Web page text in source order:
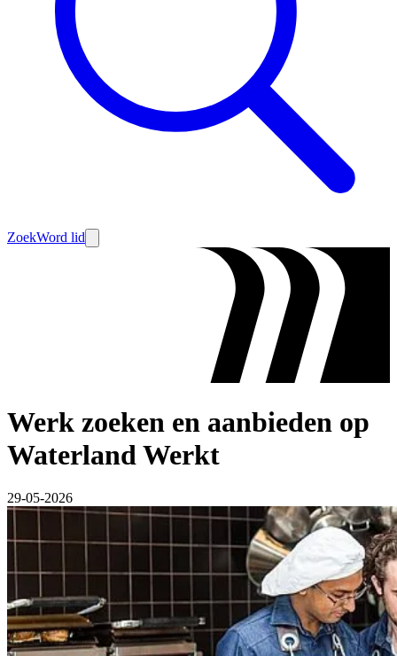
ZoekWord lid
Werk zoeken en aanbieden op
Waterland Werkt
29-05-2026